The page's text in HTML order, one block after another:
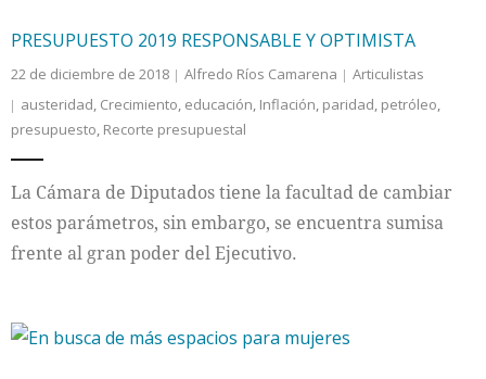
PRESUPUESTO 2019 RESPONSABLE Y OPTIMISTA
22 de diciembre de 2018 Alfredo Ríos Camarena
Articulistas
austeridad, Crecimiento, educación, Inflación, paridad, petróleo,
presupuesto, Recorte presupuestal
La Cámara de Diputados tiene la facultad de cambiar
estos parámetros, sin embargo, se encuentra sumisa
frente al gran poder del Ejecutivo.